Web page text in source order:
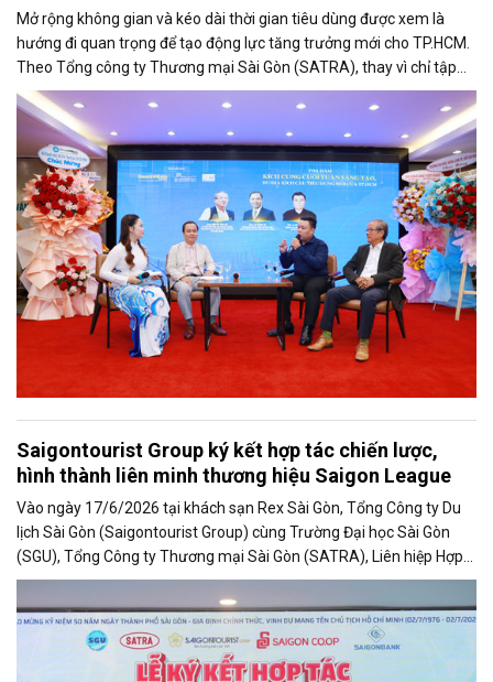
Mở rộng không gian và kéo dài thời gian tiêu dùng được xem là
hướng đi quan trọng để tạo động lực tăng trưởng mới cho TP.HCM.
Theo Tổng công ty Thương mại Sài Gòn (SATRA), thay vì chỉ tập
trung vào các chương trình khuyến mại ngắn hạn, thành phố cần
phát triển hệ sinh thái tiêu dùng gắn với kinh tế cuối tuần, kinh tế
đêm, du lịch và công nghệ để gia tăng sức mua bền vững.
Saigontourist Group ký kết hợp tác chiến lược,
hình thành liên minh thương hiệu Saigon League
Vào ngày 17/6/2026 tại khách sạn Rex Sài Gòn, Tổng Công ty Du
lịch Sài Gòn (Saigontourist Group) cùng Trường Đại học Sài Gòn
(SGU), Tổng Công ty Thương mại Sài Gòn (SATRA), Liên hiệp Hợp
tác xã Thương mại TP. Hồ Chí Minh (Saigon Co.op) và Ngân hàng
TMCP Sài Gòn Công Thương (Saigonbank) chính thức ký kết Bản
ghi nhớ hợp tác giai đoạn 2026 – 2030, hình thành Liên minh
Thương hiệu Sài Gòn – Saigon League.